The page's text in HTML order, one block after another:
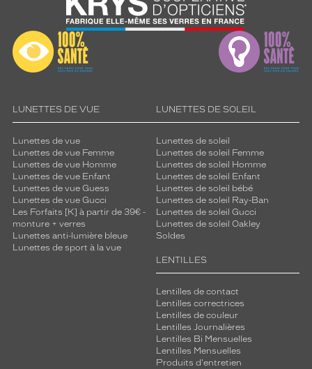
LUNETTES DE VUE
Lunettes de vue
Lunettes de vue Femme
Lunettes de vue Homme
Lunettes de vue Enfant
Lunettes de vue Guess
Lunettes de vue Gucci
Les Forfaits [K] à partir de 39€ -
monture + verres
Lunettes anti-lumière bleue
Lunettes de sport à la vue
LUNETTES DE SOLEIL
Lunettes de soleil
Lunettes de soleil Femme
Lunettes de soleil Homme
Lunettes de soleil Enfant
Lunettes de soleil bébé
Lunettes de soleil Ray-Ban
Lunettes de soleil Gucci
Lunettes de soleil Oakley
Soldes
LENTILLES
Lentilles de contact
Lentilles correctrices
Lentilles de couleur
Lentilles Journalières
Lentilles Bi Mensuelles
Lentilles Mensuelles
Produits d'entretien